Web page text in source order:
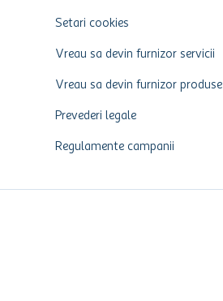
Setari cookies
Vreau sa devin furnizor servicii
Vreau sa devin furnizor produse
Prevederi legale
Regulamente campanii